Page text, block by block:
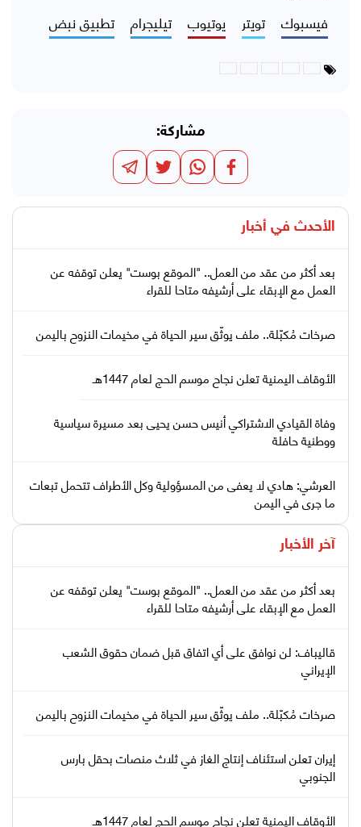
فيسبوك تويتر يوتيوب تيليجرام تطبيق نبض
مشاركة:
الأحدث في أخبار
بعد أكثر من عقد من العمل.. "الموقع بوست" يعلن توقفه عن
العمل مع الإبقاء على أرشيفه متاحا للقراء
صرخات مُكبّلة.. ملف يوثّق سير الحياة في مخيمات النزوح باليمن
الأوقاف اليمنية تعلن نجاح موسم الحج لعام 1447هـ
وفاة القيادي الاشتراكي أنيس حسن يحيى بعد مسيرة سياسية
ووطنية حافلة
العرشي: هادي لا يعفى من المسؤولية وكل الأطراف تتحمل تبعات
ما جرى في اليمن
آخر الأخبار
بعد أكثر من عقد من العمل.. "الموقع بوست" يعلن توقفه عن
العمل مع الإبقاء على أرشيفه متاحا للقراء
قاليباف: لن نوافق على أي اتفاق قبل ضمان حقوق الشعب
الإيراني
صرخات مُكبّلة.. ملف يوثّق سير الحياة في مخيمات النزوح باليمن
إيران تعلن استئناف إنتاج الغاز في ثلاث منصات بحقل بارس
الجنوبي
الأوقاف اليمنية تعلن نجاح موسم الحج لعام 1447هـ